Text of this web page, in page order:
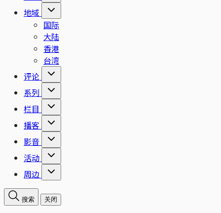
地域
国际
大陆
香港
台湾
评论
系列
栏目
播客
影音
活动
周边
搜索 关闭